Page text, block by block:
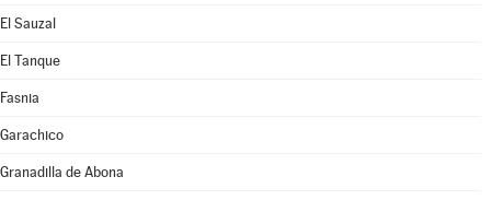
El Sauzal
El Tanque
Fasnia
Garachico
Granadilla de Abona